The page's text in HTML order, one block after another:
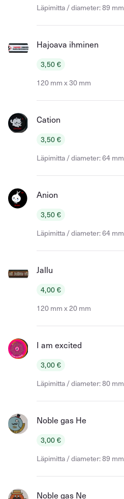
Läpimitta / diameter: 89 mm
Hajoava ihminen
3,50 €
120 mm x 30 mm
Cation
3,50 €
Läpimitta / diameter: 64 mm
Anion
3,50 €
Läpimitta / diameter: 64 mm
Jallu
4,00 €
120 mm x 20 mm
I am excited
3,00 €
Läpimitta / diameter: 80 mm
Noble gas He
3,00 €
Läpimitta / diameter: 89 mm
Noble gas Ne